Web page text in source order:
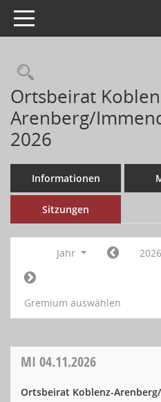
Toggle navigation
Ortsbeirat
Arenberg/
2026
Informationen
Sitzungen
Jahr 2026
Gremium auswählen
MI 04.11.2026
Ortsbeirat Koblenz-